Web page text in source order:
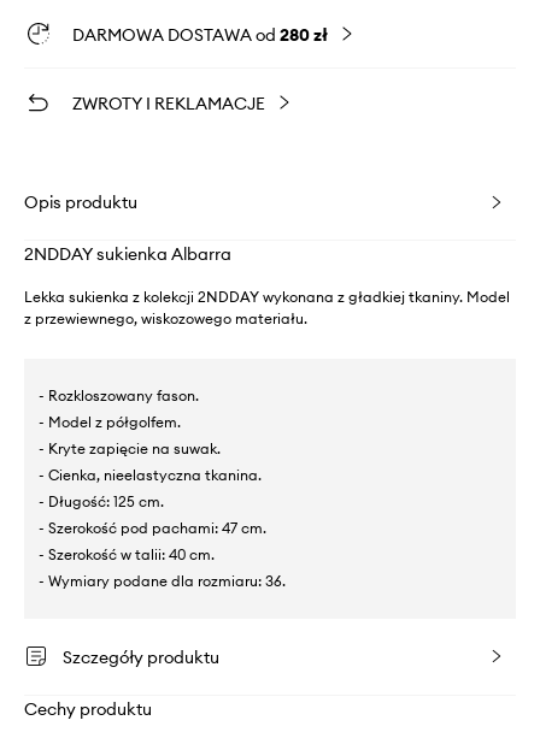
DARMOWA DOSTAWA od 280 zł
ZWROTY I REKLAMACJE
Opis produktu
2NDDAY sukienka Albarra
Lekka sukienka z kolekcji 2NDDAY wykonana z gładkiej tkaniny. Model
z przewiewnego, wiskozowego materiału.
- Rozkloszowany fason.
- Model z półgolfem.
- Kryte zapięcie na suwak.
- Cienka, nieelastyczna tkanina.
- Długość: 125 cm.
- Szerokość pod pachami: 47 cm.
- Szerokość w talii: 40 cm.
- Wymiary podane dla rozmiaru: 36.
Szczegóły produktu
Cechy produktu